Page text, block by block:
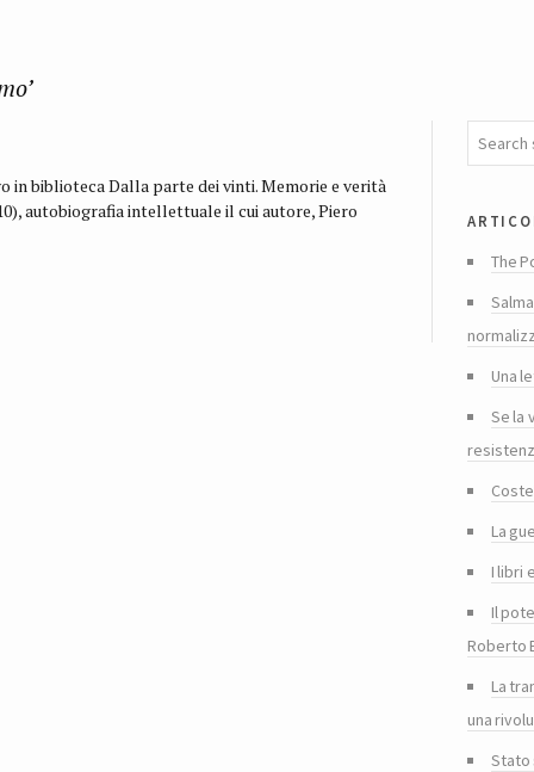
in biblioteca Dalla parte dei vinti. Memorie e verità
autobiografia intellettuale il cui autore, Piero
The
Una
Se la
La
I libri
Il
Roberto
La
una
Stato